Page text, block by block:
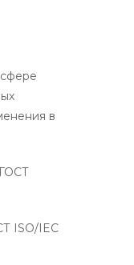
в
ISO/IEC